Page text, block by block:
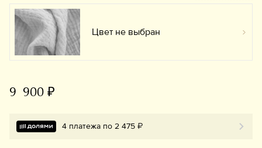
Цвет не выбран
9 900 ₽
4 платежа по 2 475 ₽